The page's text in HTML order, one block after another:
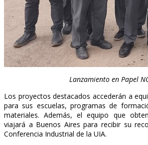
Lanzamiento en Papel
Los proyectos destacados accederán a
para sus escuelas, programas de
materiales. Además, el equipo que
viajará a Buenos Aires para recibir su
Conferencia Industrial de la UIA.